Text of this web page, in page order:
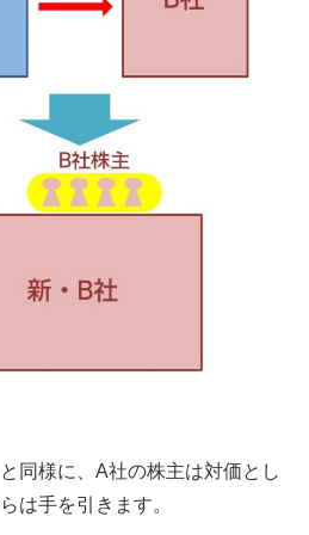
同様に、A社の株主は対価とし
は手を引きます。